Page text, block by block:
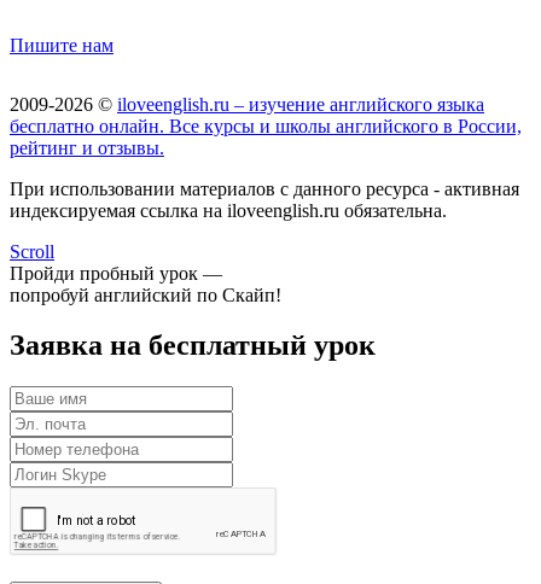
Пишите нам
2009-2026 © iloveenglish.ru – изучение английского языка
бесплатно онлайн. Все курсы и школы английского в России,
рейтинг и отзывы.
При использовании материалов с данного ресурса - активная
индексируемая ссылка на iloveenglish.ru обязательна.
Scroll
Пройди пробный урок —
попробуй английский по Скайп!
Заявка на бесплатный урок